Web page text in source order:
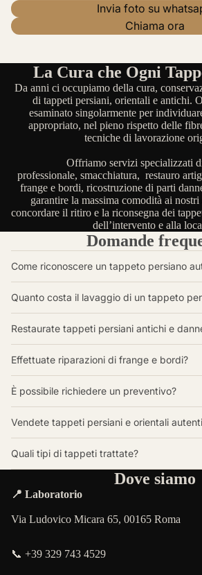
Invia foto su
Chiama ora
La Cura che Ogni
Da anni ci occupiamo della cura,
di tappeti persiani, orientali e antichi.
esaminato singolarmente per
appropriato, nel pieno rispetto delle
tecniche di lavorazione
Offriamo servizi specializzati
professionale, smacchiatura, restauro
frange e bordi, ricostruzione di parti
garantire la massima comodità ai
concordare il ritiro e la riconsegna dei
dell’intervento e alla
Domande
Come riconoscere un tappeto persiano
Quanto costa il lavaggio di un tappeto
Restaurate tappeti persiani antichi e
Effettuate riparazioni di frange e bordi?
È possibile richiedere un preventivo?
Vendete tappeti persiani e orientali
Quali tipi di tappeti trattate?
Dove siamo
📍 Laboratorio
Via Ludovico Micara 65, 00165 Roma
📞 +39 329 743 4529